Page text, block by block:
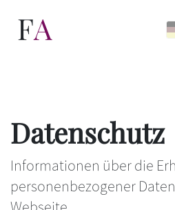
FA
Datenschutz
Informationen über die
personenbezogener